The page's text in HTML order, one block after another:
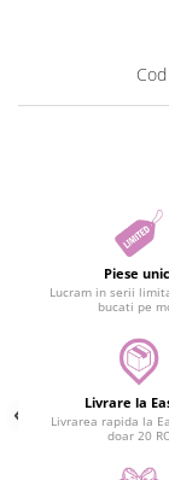
Piese
Lucram in serii
bucati pe
Livrare la
Livrarea rapida la
doar 20